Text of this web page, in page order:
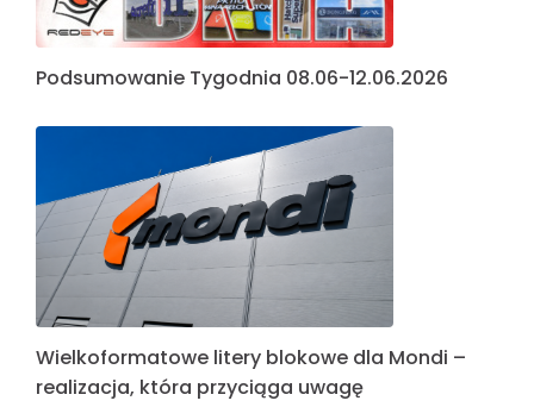
Podsumowanie Tygodnia 08.06-12.06.2026
Wielkoformatowe litery blokowe dla Mondi –
realizacja, która przyciąga uwagę